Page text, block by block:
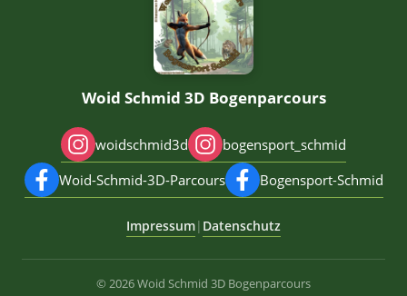
Woid Schmid 3D Bogenparcours
woidschmid3d
bogensport_schmid
Woid-Schmid-3D-Parcours
Bogensport-Schmid
Impressum| Datenschutz
© 2026 Woid Schmid 3D Bogenparcours